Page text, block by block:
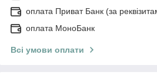
оплата Приват Банк (за
оплата МоноБанк
Всі умови оплати